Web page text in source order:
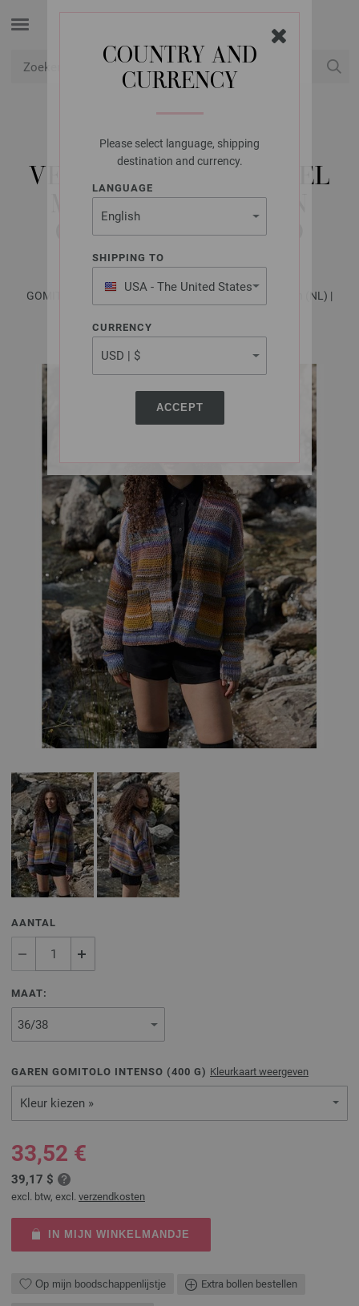
COUNTRY AND
CURRENCY
Please select language, shipping
destination and currency.
LANGUAGE
SHIPPING TO
USA - The United States
of America
CURRENCY
ACCEPT
LANA GROSSA
VEST IN GERSTEKORREL
MET AFHAALSTEKEN
GOMITOLO INTENSO
GOMITOLO No. 16 - Tijdschrift (DE) + Breibeschrijvingen (NL) |
AANTAL
MAAT:
GAREN GOMITOLO INTENSO (400 G) Kleurkaart weergeven
Kleur kiezen »
33,52 €
39,17 $
excl. btw, excl. verzendkosten
IN MIJN WINKELMANDJE
Op mijn boodschappenlijstje Extra bollen bestellen